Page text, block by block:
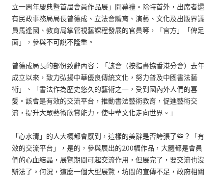
立一周年慶典暨首屆會員作品展」開幕禮。除特首外，出席者還
有民政事務局局長曾德成、立法會體育、演藝、文化及出版界議
員馬逢國、教育局掌管視藝課程發展的官員等，「官方」「俾足
面」，參與不可說不隆重。
曾德成局長的部份致辭內容：「該會（按指書協香港分會）去年
成立以來，致力弘揚中華優良傳統文化，努力普及中國書法藝
術」、「書法作為歷史悠久的藝術之一，受到國內外人們的喜
愛。該會是有效的交流平台，推動書法藝術教育，促進藝術交
流，提升大眾藝術欣賞能力，使中華文化走向世界。」
「心水清」的人大概都會感到，這樣的美辭是否誇張了些？「有
效的交流平台」，是的，參與展出的200幅作品，大體都是會員
們的心血結晶，展覽期間可起交流作用，但展完了，要交流也沒
辦法了。何況，這麼一個大型展覽，坊間的宣傳不足，政府相關